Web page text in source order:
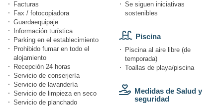
Facturas
Fax / fotocopiadora
Guardaequipaje
Información turística
Parking en el establecimiento
Prohibido fumar en todo el
alojamiento
Recepción 24 horas
Servicio de conserjería
Servicio de lavandería
Servicio de limpieza en seco
Servicio de planchado
Se siguen iniciativas
sostenibles
Piscina
Piscina al aire libre (de
temporada)
Toallas de playa/piscina
Medidas de Salud y
seguridad